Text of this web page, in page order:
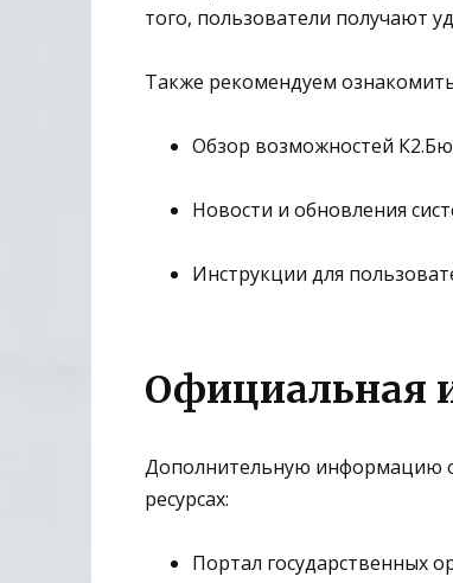
того, пользователи получают
Также рекомендуем
Обзор возможностей
Новости и обновления
Инструкции для
Официальная
Дополнительную информацию
ресурсах:
Портал государственных